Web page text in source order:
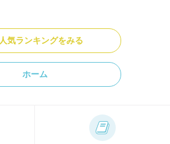
人気ランキングをみる
ホーム